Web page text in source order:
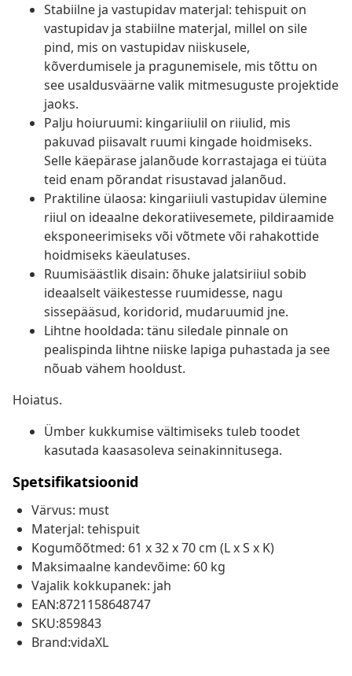
Stabiilne ja vastupidav materjal: tehispuit on
vastupidav ja stabiilne materjal, millel on sile
pind, mis on vastupidav niiskusele,
kõverdumisele ja pragunemisele, mis tõttu on
see usaldusväärne valik mitmesuguste projektide
jaoks.
Palju hoiuruumi: kingariiulil on riiulid, mis
pakuvad piisavalt ruumi kingade hoidmiseks.
Selle käepärase jalanõude korrastajaga ei tüüta
teid enam põrandat risustavad jalanõud.
Praktiline ülaosa: kingariiuli vastupidav ülemine
riiul on ideaalne dekoratiivesemete, pildiraamide
eksponeerimiseks või võtmete või rahakottide
hoidmiseks käeulatuses.
Ruumisäästlik disain: õhuke jalatsiriiul sobib
ideaalselt väikestesse ruumidesse, nagu
sissepääsud, koridorid, mudaruumid jne.
Lihtne hooldada: tänu siledale pinnale on
pealispinda lihtne niiske lapiga puhastada ja see
nõuab vähem hooldust.
Hoiatus.
Ümber kukkumise vältimiseks tuleb toodet
kasutada kaasasoleva seinakinnitusega.
Spetsifikatsioonid
Värvus: must
Materjal: tehispuit
Kogumõõtmed: 61 x 32 x 70 cm (L x S x K)
Maksimaalne kandevõime: 60 kg
Vajalik kokkupanek: jah
EAN:8721158648747
SKU:859843
Brand:vidaXL